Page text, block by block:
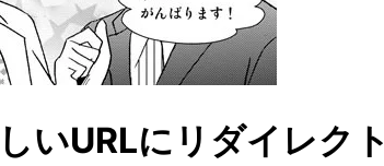
いURLにリダイレクト